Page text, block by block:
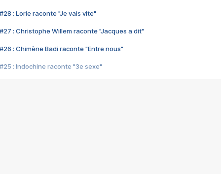
#28 : Lorie raconte "Je vais vite"
#27 : Christophe Willem raconte "Jacques a dit"
#26 : Chimène Badi raconte "Entre nous"
#25 : Indochine raconte "3e sexe"